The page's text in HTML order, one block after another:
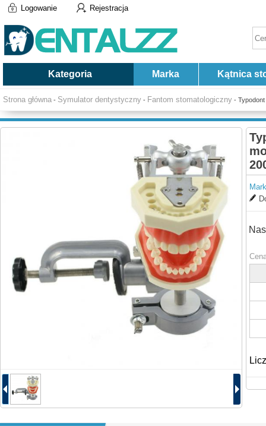
Logowanie Rejestracja
Kategoria Marka Kątnica
Strona główna - Symulator dentystyczny - Fantom stomatologiczny -